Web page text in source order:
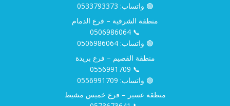
🟢 واتساب: 0533793373
منطقة الشرقية – فرع الدمام
📞
0506986064
🟢 واتساب:0506986064
منطقة القصيم – فرع بريدة
📞
🟢 واتساب: 0556991709
منطقة عسير – فرع خميس مشيط